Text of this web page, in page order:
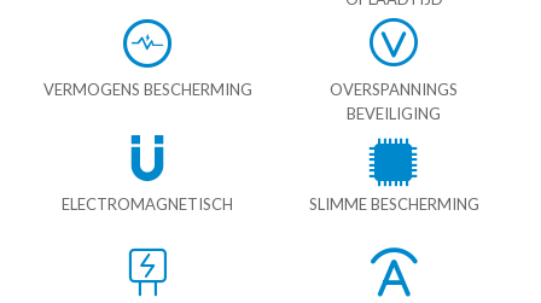
VERMOGENS BESCHERMING
OVERSPANNINGS
BEVEILIGING
ELECTROMAGNETISCH SLIMME BESCHERMING